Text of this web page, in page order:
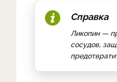
Справка
Ликопин —
сосудов,